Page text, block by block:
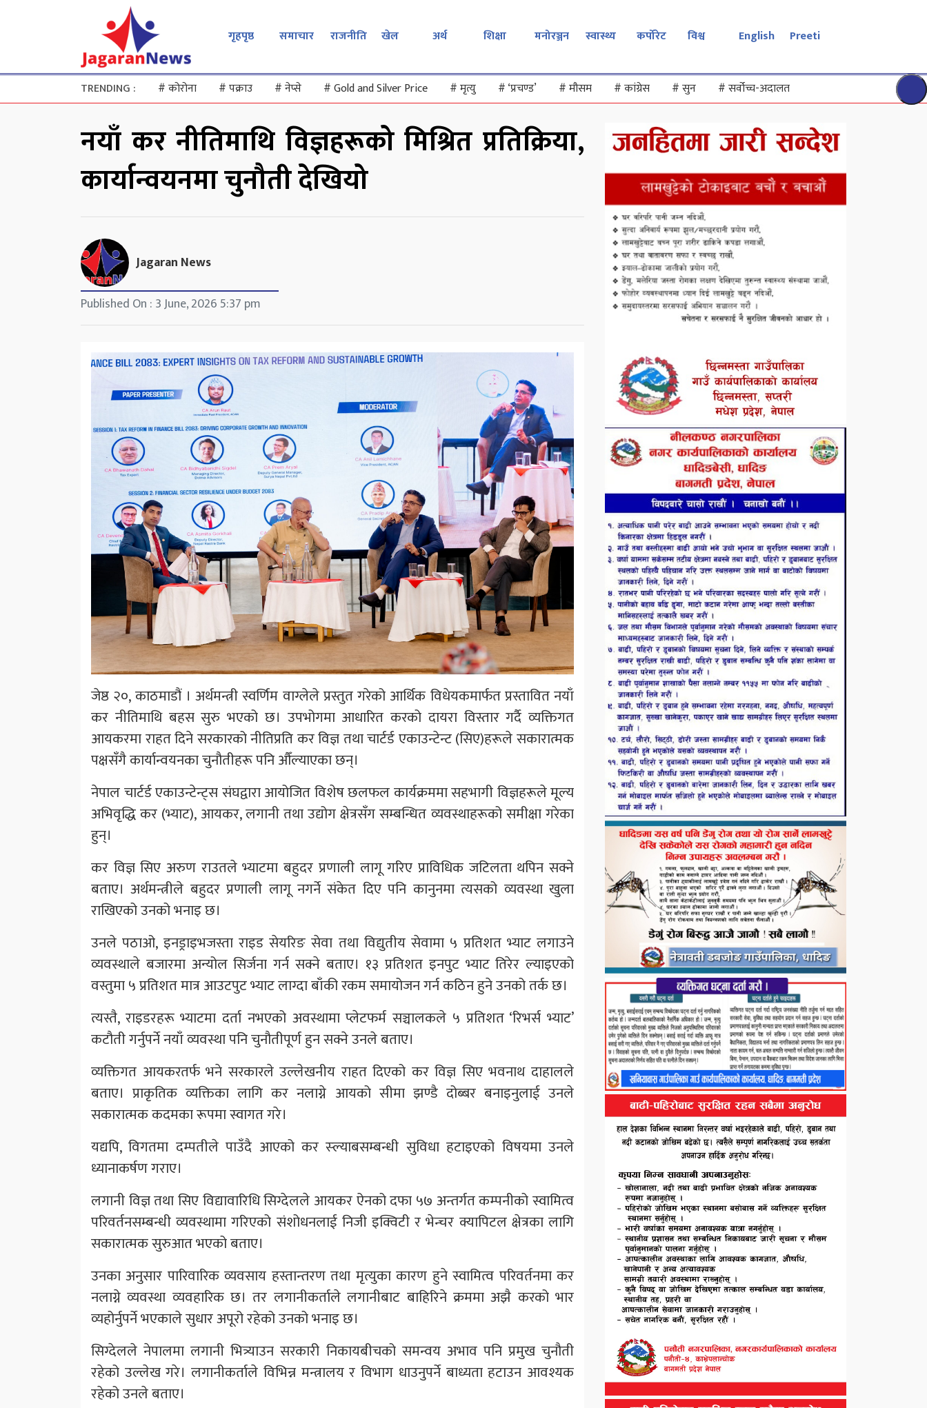
गृहपृष्ठ समाचार राजनीति खेल अर्थ शिक्षा मनोरञ्जन स्वास्थ्य कर्पोरेट विश्व English Preeti
TRENDING : #कोरोना #पक्राउ #नेप्से #Gold and Silver Price #मृत्यु #‘प्रचण्ड’ #मौसम #कांग्रेस #सुन #सर्वोच्च-अदालत
नयाँ कर नीतिमाथि विज्ञहरूको मिश्रित प्रतिक्रिया,
कार्यान्वयनमा चुनौती देखियो
Jagaran News
Published On : 3 June, 2026 5:37 pm
जेष्ठ २०, काठमाडौं । अर्थमन्त्री स्वर्णिम वाग्लेले प्रस्तुत गरेको आर्थिक विधेयकमार्फत प्रस्तावित नयाँ
कर नीतिमाथि बहस सुरु भएको छ। उपभोगमा आधारित करको दायरा विस्तार गर्दै व्यक्तिगत
आयकरमा राहत दिने सरकारको नीतिप्रति कर विज्ञ तथा चार्टर्ड एकाउन्टेन्ट (सिए)हरूले सकारात्मक
पक्षसँगै कार्यान्वयनका चुनौतीहरू पनि औँल्याएका छन्।
नेपाल चार्टर्ड एकाउन्टेन्ट्स संघद्वारा आयोजित विशेष छलफल कार्यक्रममा सहभागी विज्ञहरूले मूल्य
अभिवृद्धि कर (भ्याट), आयकर, लगानी तथा उद्योग क्षेत्रसँग सम्बन्धित व्यवस्थाहरूको समीक्षा गरेका
हुन्।
कर विज्ञ सिए अरुण राउतले भ्याटमा बहुदर प्रणाली लागू गरिए प्राविधिक जटिलता थपिन सक्ने
बताए। अर्थमन्त्रीले बहुदर प्रणाली लागू नगर्ने संकेत दिए पनि कानुनमा त्यसको व्यवस्था खुला
राखिएको उनको भनाइ छ।
उनले पठाओ, इनड्राइभजस्ता राइड सेयरिङ सेवा तथा विद्युतीय सेवामा ५ प्रतिशत भ्याट लगाउने
व्यवस्थाले बजारमा अन्योल सिर्जना गर्न सक्ने बताए। १३ प्रतिशत इनपुट भ्याट तिरेर ल्याइएको
वस्तुमा ५ प्रतिशत मात्र आउटपुट भ्याट लाग्दा बाँकी रकम समायोजन गर्न कठिन हुने उनको तर्क छ।
त्यस्तै, राइडरहरू भ्याटमा दर्ता नभएको अवस्थामा प्लेटफर्म सञ्चालकले ५ प्रतिशत ‘रिभर्स भ्याट’
कटौती गर्नुपर्ने नयाँ व्यवस्था पनि चुनौतीपूर्ण हुन सक्ने उनले बताए।
व्यक्तिगत आयकरतर्फ भने सरकारले उल्लेखनीय राहत दिएको कर विज्ञ सिए भवनाथ दाहालले
बताए। प्राकृतिक व्यक्तिका लागि कर नलाग्ने आयको सीमा झण्डै दोब्बर बनाइनुलाई उनले
सकारात्मक कदमका रूपमा स्वागत गरे।
यद्यपि, विगतमा दम्पतीले पाउँदै आएको कर स्ल्याबसम्बन्धी सुविधा हटाइएको विषयमा उनले
ध्यानाकर्षण गराए।
लगानी विज्ञ तथा सिए विद्यावारिधि सिग्देलले आयकर ऐनको दफा ५७ अन्तर्गत कम्पनीको स्वामित्व
परिवर्तनसम्बन्धी व्यवस्थामा गरिएको संशोधनलाई निजी इक्विटी र भेन्चर क्यापिटल क्षेत्रका लागि
सकारात्मक सुरुआत भएको बताए।
उनका अनुसार पारिवारिक व्यवसाय हस्तान्तरण तथा मृत्युका कारण हुने स्वामित्व परिवर्तनमा कर
नलाग्ने व्यवस्था व्यवहारिक छ। तर लगानीकर्ताले लगानीबाट बाहिरिने क्रममा अझै करको भार
व्यहोर्नुपर्ने भएकाले सुधार अपूरो रहेको उनको भनाइ छ।
सिग्देलले नेपालमा लगानी भित्र्याउन सरकारी निकायबीचको समन्वय अभाव पनि प्रमुख चुनौती
रहेको उल्लेख गरे। लगानीकर्ताले विभिन्न मन्त्रालय र विभाग धाउनुपर्ने बाध्यता हटाउन आवश्यक
रहेको उनले बताए।